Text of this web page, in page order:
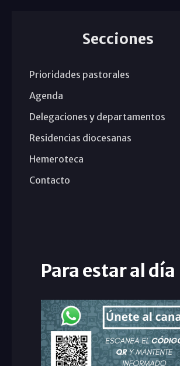
Secciones
Prioridades pastorales
Agenda
Delegaciones y departamentos
Residencias diocesanas
Hemeroteca
Contacto
Para estar al día